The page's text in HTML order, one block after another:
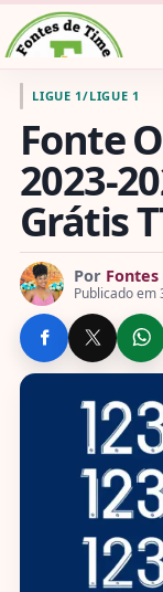
Pular para o
Ir para a página
LIGUE 1/LIGUE 1
Fonte
2023-
Grátis
Por
Publicado em
COMPARTILHE